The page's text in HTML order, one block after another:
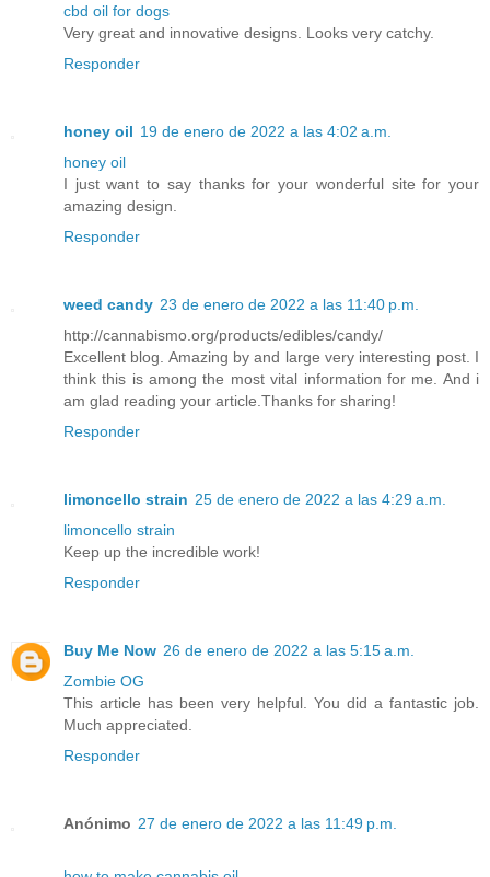
cbd oil for dogs
Very great and innovative designs. Looks very catchy.
Responder
honey oil 19 de enero de 2022 a las 4:02 a.m.
honey oil
I just want to say thanks for your wonderful site for your
amazing design.
Responder
weed candy 23 de enero de 2022 a las 11:40 p.m.
http://cannabismo.org/products/edibles/candy/
Excellent blog. Amazing by and large very interesting post. I
think this is among the most vital information for me. And i
am glad reading your article.Thanks for sharing!
Responder
limoncello strain 25 de enero de 2022 a las 4:29 a.m.
limoncello strain
Keep up the incredible work!
Responder
Buy Me Now 26 de enero de 2022 a las 5:15 a.m.
Zombie OG
This article has been very helpful. You did a fantastic job.
Much appreciated.
Responder
Anónimo 27 de enero de 2022 a las 11:49 p.m.